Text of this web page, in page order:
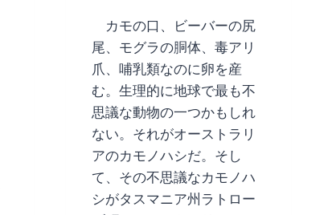
カモの口、ビーバーの尻
尾、モグラの胴体、毒アリ
爪、哺乳類なのに卵を産
む。生理的に地球で最も不
思議な動物の一つかもしれ
ない。それがオーストラリ
アのカモノハシだ。そし
て、その不思議なカモノハ
シがタスマニア州ラトロー